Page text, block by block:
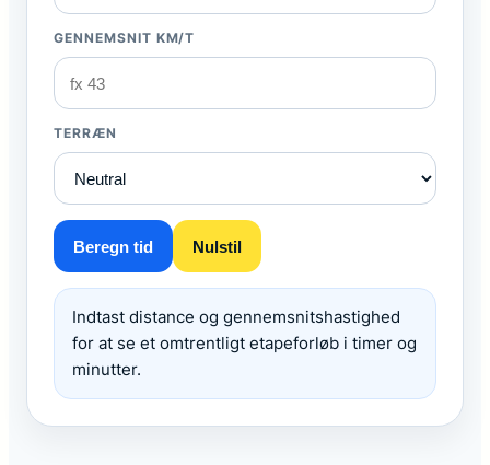
GENNEMSNIT KM/T
TERRÆN
Beregn tid Nulstil
Indtast distance og gennemsnitshastighed
for at se et omtrentligt etapeforløb i timer og
minutter.